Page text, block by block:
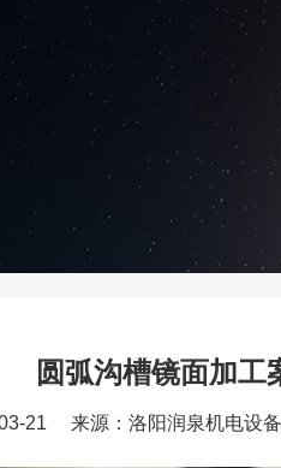
圆弧沟槽镜面加工
03-21 来源：洛阳润泉机电设